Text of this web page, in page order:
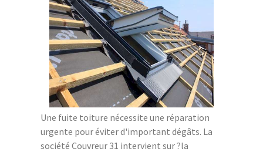
Une fuite toiture nécessite une réparation
urgente pour éviter d'important dégâts. La
société Couvreur 31 intervient sur ?la